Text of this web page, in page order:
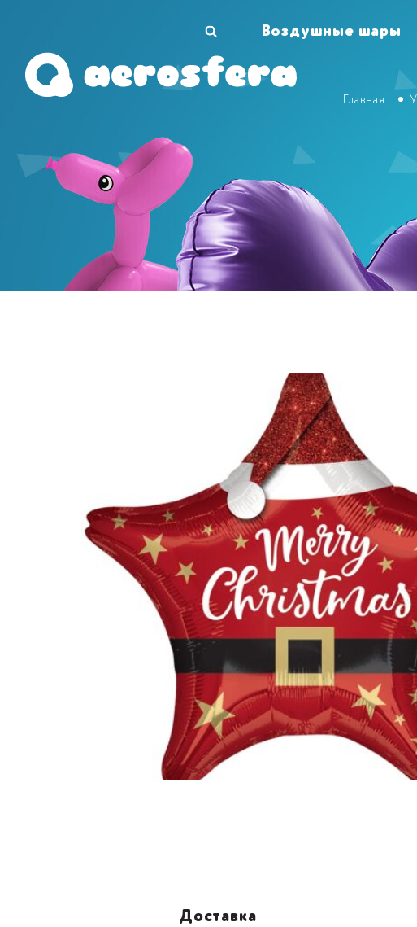
Воздушные шары
Главная
Доставка